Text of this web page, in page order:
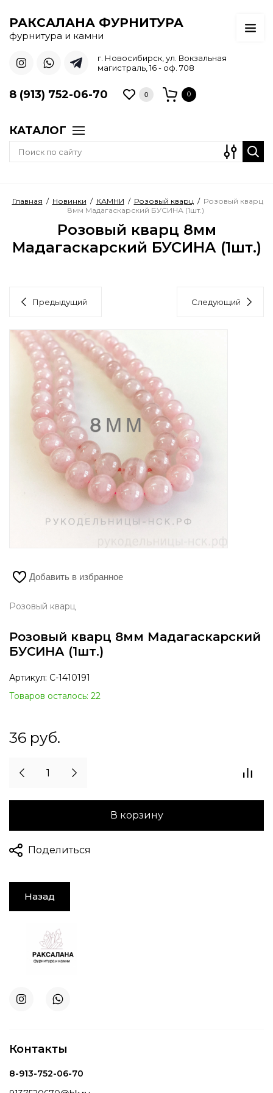
РАКСАЛАНА ФУРНИТУРА
фурнитура и камни
г. Новосибирск, ул. Вокзальная
магистраль, 16 - оф. 708
8 (913) 752-06-70 0 0
КАТАЛОГ
Главная / Новинки / КАМНИ / Розовый кварц / Розовый кварц
8мм Мадагаскарский БУСИНА (1шт.)
Розовый кварц 8мм
Мадагаскарский БУСИНА (1шт.)
Предыдущий Следующий
Добавить в избранное
Розовый кварц
Розовый кварц 8мм Мадагаскарский
БУСИНА (1шт.)
Артикул: С-1410191
Товаров осталось: 22
36 руб.
В корзину
Поделиться
Назад
Контакты
8-913-752-06-70